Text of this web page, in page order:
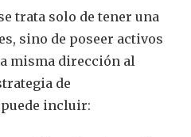
trata solo de tener una
sino de poseer activos
misma dirección al
de
incluir: